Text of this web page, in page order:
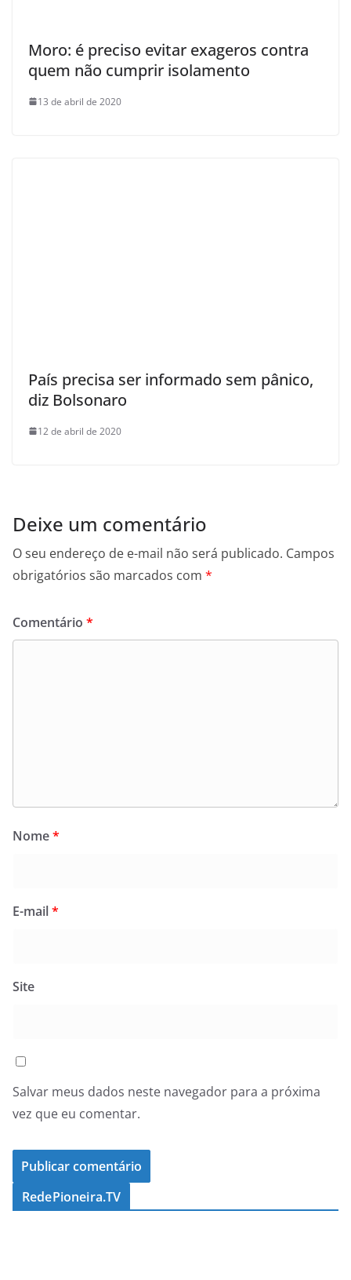
Moro: é preciso evitar exageros contra
quem não cumprir isolamento
13 de abril de 2020
País precisa ser informado sem pânico,
diz Bolsonaro
12 de abril de 2020
Deixe um comentário
O seu endereço de e-mail não será publicado. Campos
obrigatórios são marcados com *
Comentário *
Nome*
E-mail*
Site
Salvar meus dados neste navegador para a próxima
vez que eu comentar.
RedePioneira.TV